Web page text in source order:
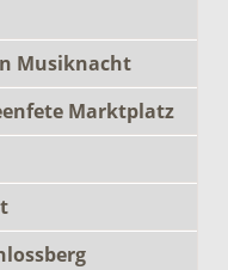
Musiknacht
Marktplatz